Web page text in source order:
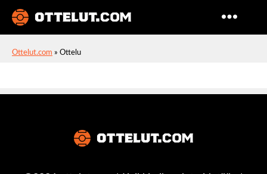
Ottelut.com » Ottelu